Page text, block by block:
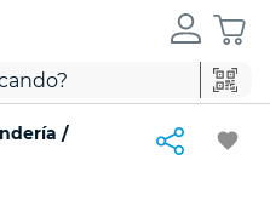
favorite